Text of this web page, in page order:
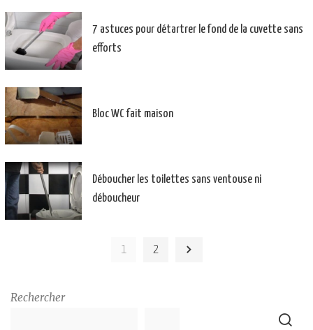
7 astuces pour détartrer le fond de la cuvette sans
efforts
Bloc WC fait maison
Déboucher les toilettes sans ventouse ni
déboucheur
1 2
Rechercher